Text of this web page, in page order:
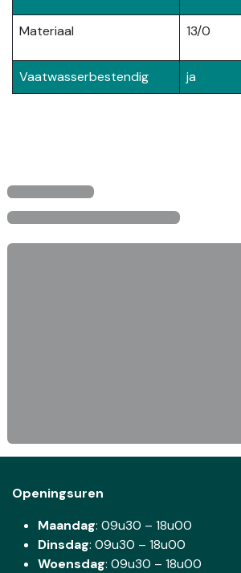
Materiaal 13/0
Vaatwasserbestendig ja
Openingsuren
Maandag: 09u30 – 18u00
Dinsdag: 09u30 – 18u00
Woensdag: 09u30 – 18u00